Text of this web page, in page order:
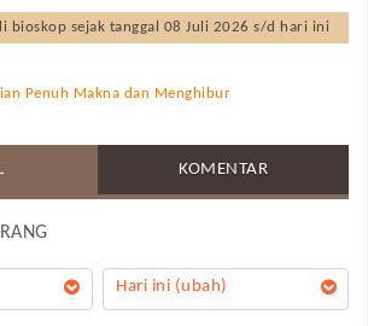
bioskop sejak tanggal 08 Juli 2026 s/d hari ini
Penuh Makna dan Menghibur
KOMENTAR
Hari ini (ubah)